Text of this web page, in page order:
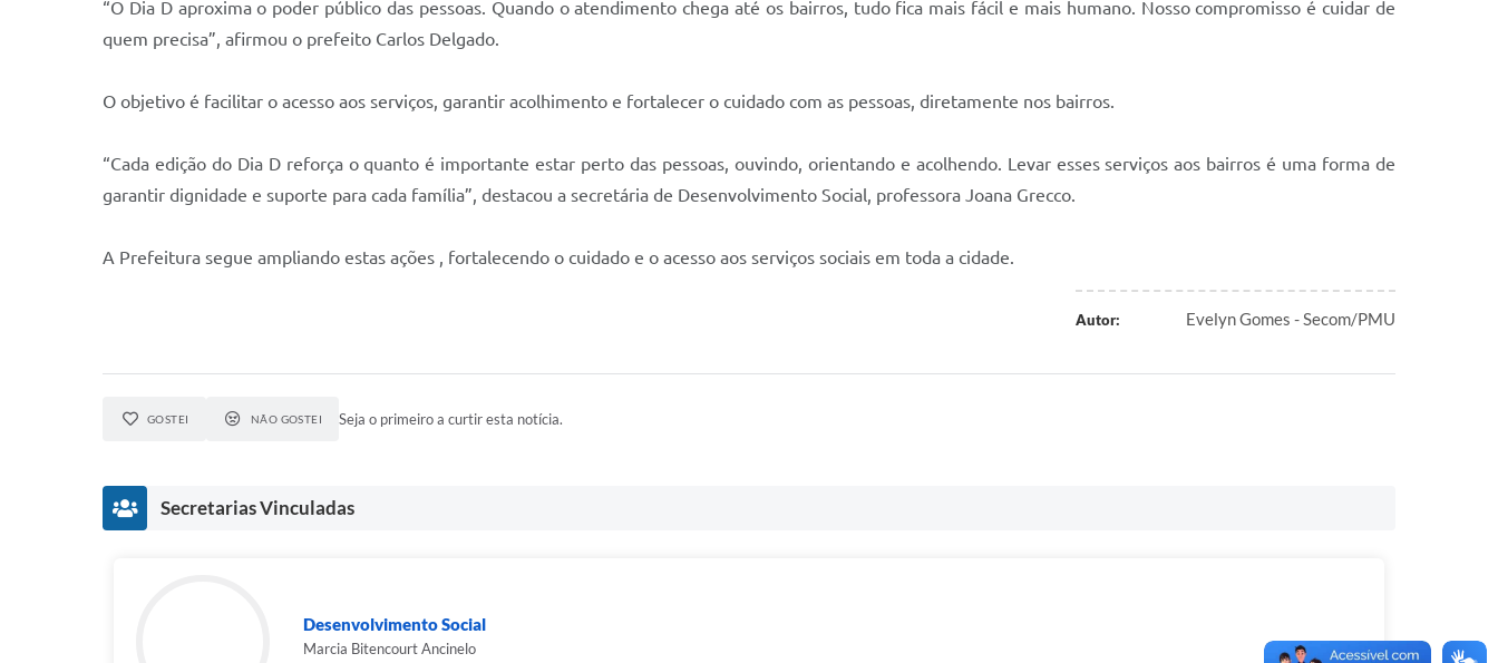
“O Dia D aproxima o poder público das pessoas. Quando o atendimento chega até os bairros, tudo fica mais fácil e mais humano. Nosso compromisso é cuidar de
quem precisa”, afirmou o prefeito Carlos Delgado.
O objetivo é facilitar o acesso aos serviços, garantir acolhimento e fortalecer o cuidado com as pessoas, diretamente nos bairros.
“Cada edição do Dia D reforça o quanto é importante estar perto das pessoas, ouvindo, orientando e acolhendo. Levar esses serviços aos bairros é uma forma de
garantir dignidade e suporte para cada família”, destacou a secretária de Desenvolvimento Social, professora Joana Grecco.
A Prefeitura segue ampliando estas ações , fortalecendo o cuidado e o acesso aos serviços sociais em toda a cidade.
Autor: Evelyn Gomes - Secom/PMU
GOSTEI NÃO GOSTEI Seja o primeiro a curtir esta notícia.
Secretarias Vinculadas
Desenvolvimento Social
Marcia Bitencourt Ancinelo